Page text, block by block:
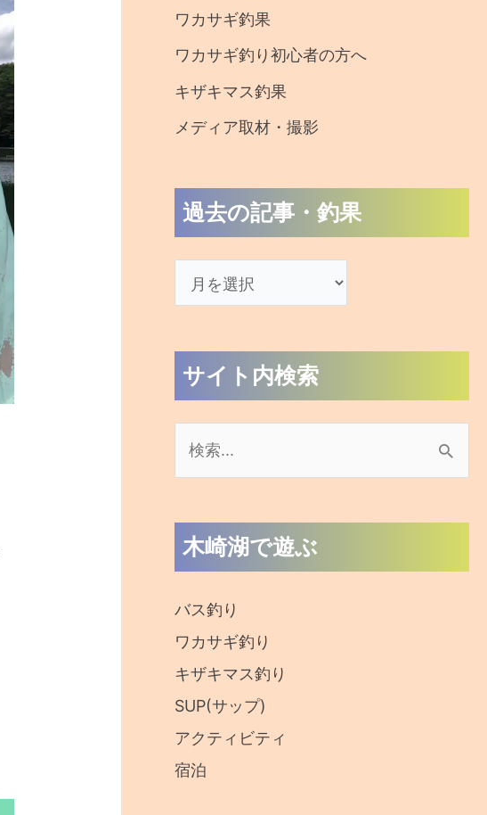
ワカサギ釣果
ワカサギ釣り初心者の方へ
キザキマス釣果
メディア取材・撮影
過去の記事・釣果
サイト内検索
検
対
象
木崎湖で遊ぶ
バス釣り
ワカサギ釣り
キザキマス釣り
SUP(サップ)
アクティビティ
宿泊